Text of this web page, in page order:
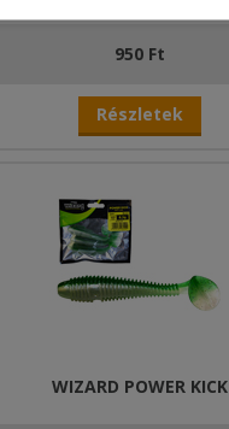
950 Ft
Részletek
WIZARD POWER KICK